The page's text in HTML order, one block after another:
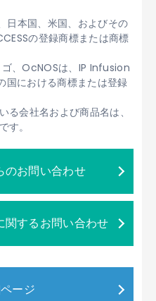
日本国、米国、およびその
の登録商標または商標
、OcNOSは、IP Infusion
国における商標または登録
る会社名および商品名は、
す。
のお問い合わせ
関するお問い合わせ
ージ